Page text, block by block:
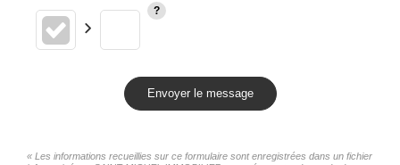
Envoyer le message
« Les informations recueillies sur ce formulaire sont enregistrées dans un fichier